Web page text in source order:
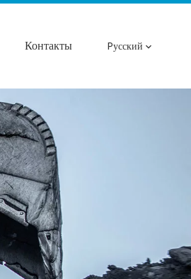
Контакты Pусский